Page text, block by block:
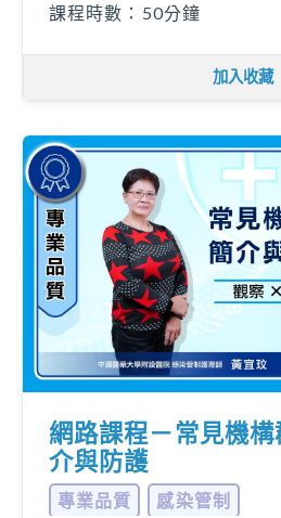
課程時數：50分鐘
加入收藏
網路課程－常見機
介與防護
專業品質
感染管制